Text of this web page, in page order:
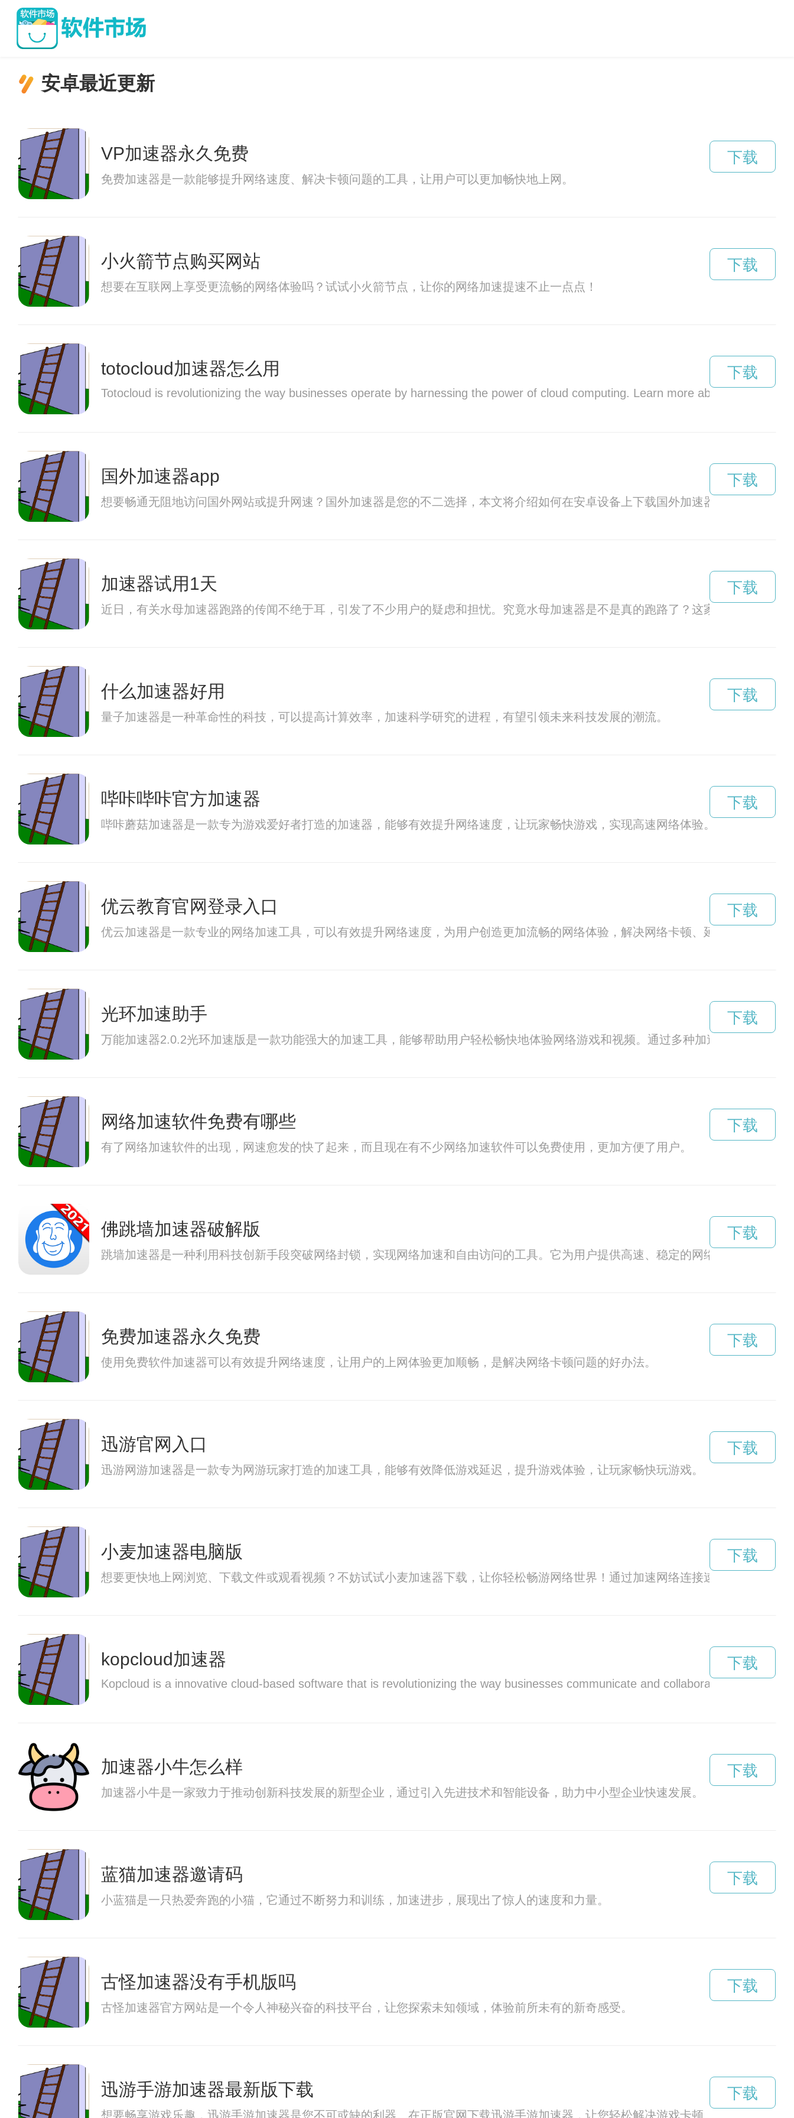
安卓最近更新
VP加速器永久免费
免费加速器是一款能够提升网络速度、解决卡顿问题的工具，让用户可以更加畅快地上网。
下载
小火箭节点购买网站
想要在互联网上享受更流畅的网络体验吗？试试小火箭节点，让你的网络加速提速不止一点点！
下载
totocloud加速器怎么用
Totocloud is revolutionizing the way businesses operate by harnessing the power of cloud computing. Learn more about this
下载
国外加速器app
想要畅通无阻地访问国外网站或提升网速？国外加速器是您的不二选择，本文将介绍如何在安卓设备上下载国外加速器软件。
下载
加速器试用1天
近日，有关水母加速器跑路的传闻不绝于耳，引发了不少用户的疑虑和担忧。究竟水母加速器是不是真的跑路了？这家知名的网络加
下载
什么加速器好用
量子加速器是一种革命性的科技，可以提高计算效率，加速科学研究的进程，有望引领未来科技发展的潮流。
下载
哔咔哔咔官方加速器
哔咔蘑菇加速器是一款专为游戏爱好者打造的加速器，能够有效提升网络速度，让玩家畅快游戏，实现高速网络体验。
下载
优云教育官网登录入口
优云加速器是一款专业的网络加速工具，可以有效提升网络速度，为用户创造更加流畅的网络体验，解决网络卡顿、延迟等问题。
下载
光环加速助手
万能加速器2.0.2光环加速版是一款功能强大的加速工具，能够帮助用户轻松畅快地体验网络游戏和视频。通过多种加速技术，提
下载
网络加速软件免费有哪些
有了网络加速软件的出现，网速愈发的快了起来，而且现在有不少网络加速软件可以免费使用，更加方便了用户。
下载
佛跳墙加速器破解版
跳墙加速器是一种利用科技创新手段突破网络封锁，实现网络加速和自由访问的工具。它为用户提供高速、稳定的网络连接，让用户
下载
免费加速器永久免费
使用免费软件加速器可以有效提升网络速度，让用户的上网体验更加顺畅，是解决网络卡顿问题的好办法。
下载
迅游官网入口
迅游网游加速器是一款专为网游玩家打造的加速工具，能够有效降低游戏延迟，提升游戏体验，让玩家畅快玩游戏。
下载
小麦加速器电脑版
想要更快地上网浏览、下载文件或观看视频？不妨试试小麦加速器下载，让你轻松畅游网络世界！通过加速网络连接速度，提升网络
下载
kopcloud加速器
Kopcloud is a innovative cloud-based software that is revolutionizing the way businesses communicate and collaborate. Find out
下载
加速器小牛怎么样
加速器小牛是一家致力于推动创新科技发展的新型企业，通过引入先进技术和智能设备，助力中小型企业快速发展。
下载
蓝猫加速器邀请码
小蓝猫是一只热爱奔跑的小猫，它通过不断努力和训练，加速进步，展现出了惊人的速度和力量。
下载
古怪加速器没有手机版吗
古怪加速器官方网站是一个令人神秘兴奋的科技平台，让您探索未知领域，体验前所未有的新奇感受。
下载
迅游手游加速器最新版下载
想要畅享游戏乐趣，迅游手游加速器是您不可或缺的利器。在正版官网下载迅游手游加速器，让您轻松解决游戏卡顿、延迟等网络问
下载